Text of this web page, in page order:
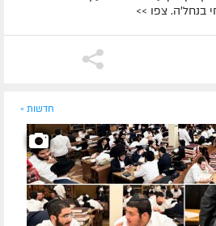
בנחל'ה. צפו >>
חדשות »